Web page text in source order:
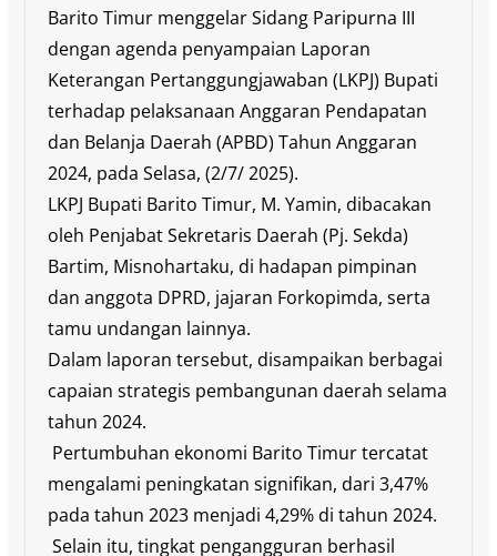
Barito Timur menggelar Sidang Paripurna III
dengan agenda penyampaian Laporan
Keterangan Pertanggungjawaban (LKPJ) Bupati
terhadap pelaksanaan Anggaran Pendapatan
dan Belanja Daerah (APBD) Tahun Anggaran
2024, pada Selasa, (2/7/ 2025).
LKPJ Bupati Barito Timur, M. Yamin, dibacakan
oleh Penjabat Sekretaris Daerah (Pj. Sekda)
Bartim, Misnohartaku, di hadapan pimpinan
dan anggota DPRD, jajaran Forkopimda, serta
tamu undangan lainnya.
Dalam laporan tersebut, disampaikan berbagai
capaian strategis pembangunan daerah selama
tahun 2024.
Pertumbuhan ekonomi Barito Timur tercatat
mengalami peningkatan signifikan, dari 3,47%
pada tahun 2023 menjadi 4,29% di tahun 2024.
Selain itu, tingkat pengangguran berhasil